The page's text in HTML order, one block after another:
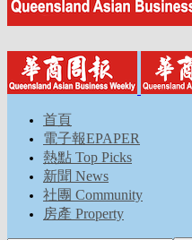
首頁
電子報EPAPER
熱點 Top Picks
新聞 News
社團 Community
房產 Property